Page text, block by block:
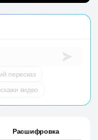
пересказ
видео
Расшифровка